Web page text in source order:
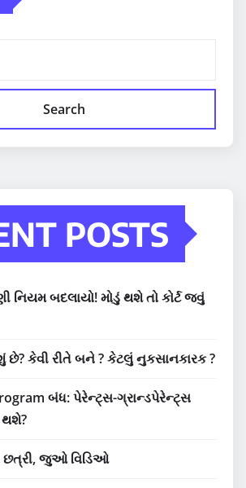
Search
POSTS
નિયમ બદલાયો! મોડું થશે તો કોર્ટ જવું
છે? કેવી રીતે બને ? કેટલું નુકસાનકારક ?
બંધ: પેરેન્ટ્સ-ગ્રાન્ડપેરેન્ટ્સ
થશે?
છત્રી, જુઓ વિડિઓ